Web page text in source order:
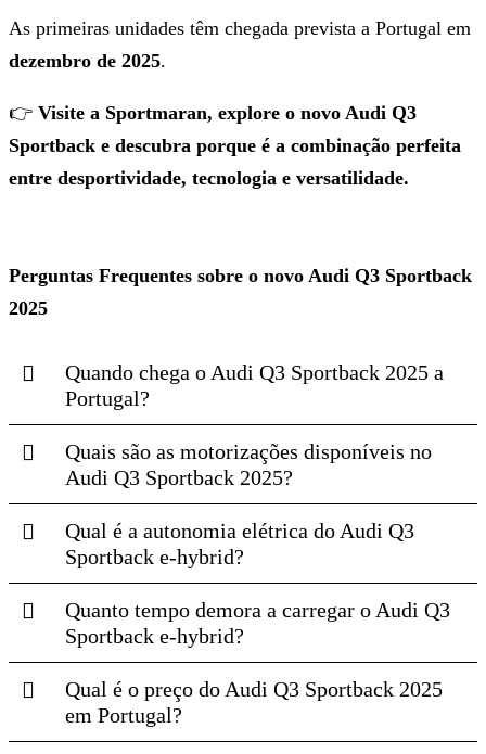
As primeiras unidades têm chegada prevista a Portugal em
dezembro de 2025.
👉 Visite a Sportmaran, explore o novo Audi Q3
Sportback e descubra porque é a combinação perfeita
entre desportividade, tecnologia e versatilidade.
Perguntas Frequentes sobre o novo Audi Q3 Sportback
2025
Quando chega o Audi Q3 Sportback 2025 a
Portugal?
Quais são as motorizações disponíveis no
Audi Q3 Sportback 2025?
Qual é a autonomia elétrica do Audi Q3
Sportback e-hybrid?
Quanto tempo demora a carregar o Audi Q3
Sportback e-hybrid?
Qual é o preço do Audi Q3 Sportback 2025
em Portugal?